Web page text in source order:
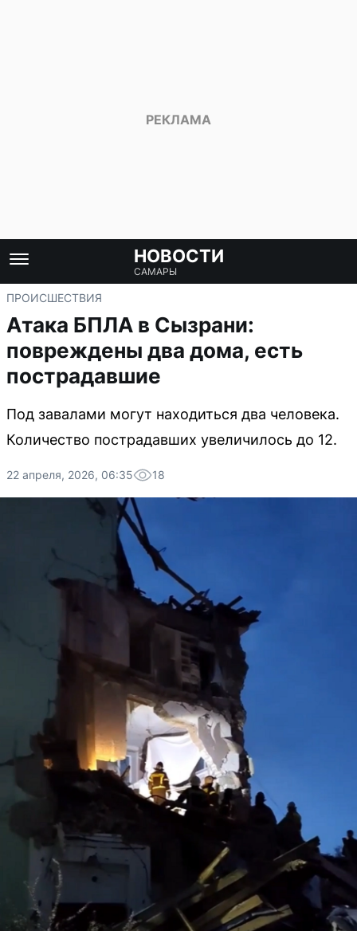
НОВОСТИ
САМАРЫ
ПРОИСШЕСТВИЯ
Атака БПЛА в Сызрани:
повреждены два дома, есть
пострадавшие
Под завалами могут находиться два человека.
Количество пострадавших увеличилось до 12.
22 апреля, 2026, 06:35 18